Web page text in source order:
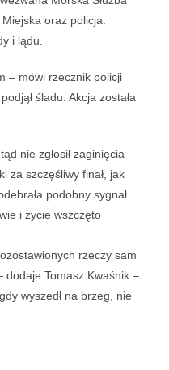
oraz policja.
i lądu.
– mówi rzecznik policji
śladu. Akcja została
nie zgłosił zaginięcia
za szczęśliwy finał, jak
podobny sygnał.
i życie wszczęto
rzeczy sam
dodaje Tomasz Kwaśnik –
wyszedł na brzeg, nie